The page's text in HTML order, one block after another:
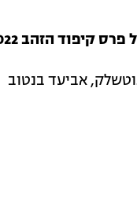
קיפוד הזהב 2022
אביעד בנטוב